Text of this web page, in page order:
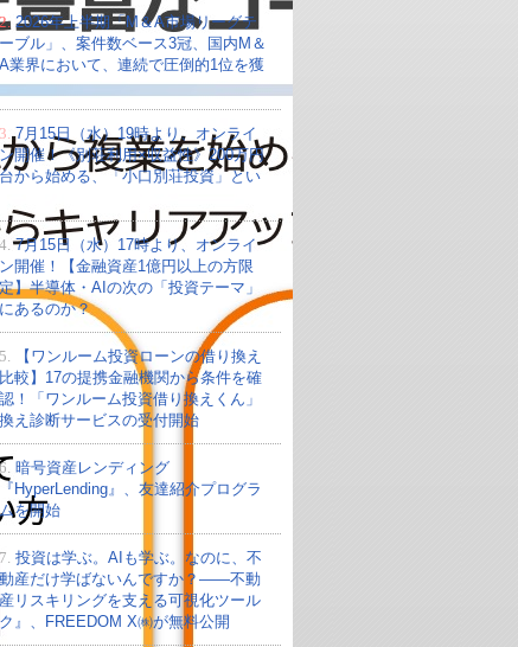
2026年上半期「M＆A市場リーグテ
ーブル」、案件数ベース3冠、国内M＆
A業界において、連続で圧倒的1位を獲
3. 7月15日（水）19時より、オンライ
ン開催！《別荘利用×収益性》200万円
から始める、「小口別荘投資」とい
4. 7月15日（水）17時より、オンライ
ン開催！【金融資産1億円以上の方限
】半導体・AIの次の「投資テーマ」
あるのか？
5.
【ワンルーム投資ローンの借り換え
比較】17の提携金融機関から条件を確
認！「ワンルーム投資借り換えくん」
え診断サービスの受付開始
暗号資産レンディング
『HyperLending』、友達紹介プログラ
ムを開始
投資は学ぶ。AIも学ぶ。なのに、不
動産だけ学ばないんですか？——不動
産リスキリングを支える可視化ツール
ク』、FREEDOM X㈱が無料公開